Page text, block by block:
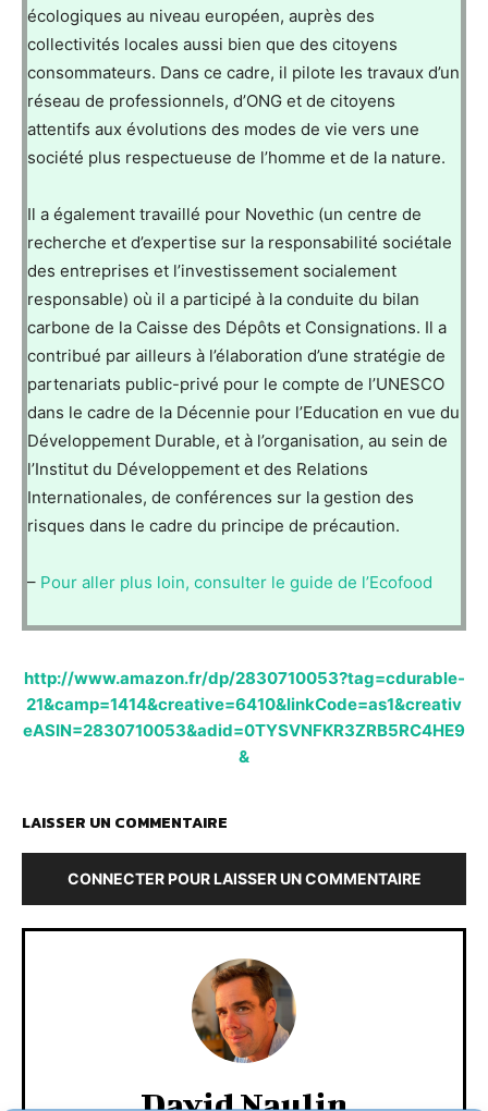
écologiques au niveau européen, auprès des
collectivités locales aussi bien que des citoyens
consommateurs. Dans ce cadre, il pilote les travaux d’un
réseau de professionnels, d’ONG et de citoyens
attentifs aux évolutions des modes de vie vers une
société plus respectueuse de l’homme et de la nature.
Il a également travaillé pour Novethic (un centre de
recherche et d’expertise sur la responsabilité sociétale
des entreprises et l’investissement socialement
responsable) où il a participé à la conduite du bilan
carbone de la Caisse des Dépôts et Consignations. Il a
contribué par ailleurs à l’élaboration d’une stratégie de
partenariats public-privé pour le compte de l’UNESCO
dans le cadre de la Décennie pour l’Education en vue du
Développement Durable, et à l’organisation, au sein de
l’Institut du Développement et des Relations
Internationales, de conférences sur la gestion des
risques dans le cadre du principe de précaution.
– Pour aller plus loin, consulter le guide de l’Ecofood
http://www.amazon.fr/dp/2830710053?tag=cdurable-
21&camp=1414&creative=6410&linkCode=as1&creativ
eASIN=2830710053&adid=0TYSVNFKR3ZRB5RC4HE9
&
LAISSER UN COMMENTAIRE
CONNECTER POUR LAISSER UN COMMENTAIRE